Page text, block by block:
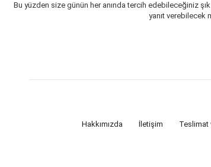
Bu yüzden size günün her anında tercih edebileceğiniz
yanıt verebilecek
Hakkımızda İletişim Teslimat